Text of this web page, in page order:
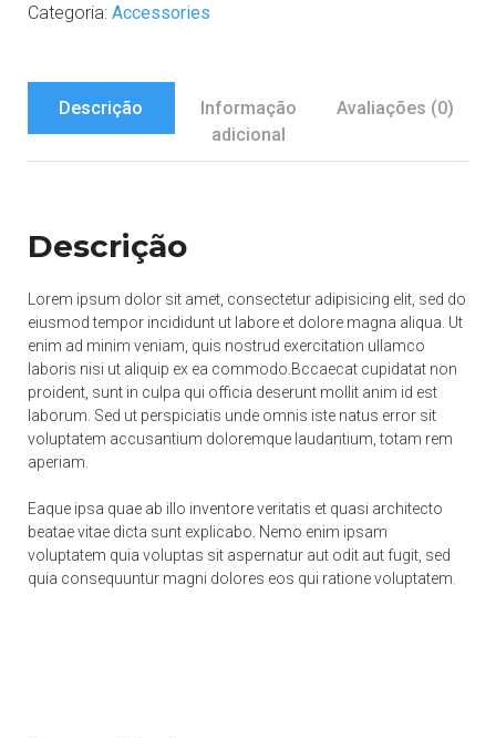
Categoria: Accessories
Descrição
Informação
adicional
Avaliações (0)
Descrição
Lorem ipsum dolor sit amet, consectetur adipisicing elit, sed do
eiusmod tempor incididunt ut labore et dolore magna aliqua. Ut
enim ad minim veniam, quis nostrud exercitation ullamco
laboris nisi ut aliquip ex ea commodo.Bccaecat cupidatat non
proident, sunt in culpa qui officia deserunt mollit anim id est
laborum. Sed ut perspiciatis unde omnis iste natus error sit
voluptatem accusantium doloremque laudantium, totam rem
aperiam.
Eaque ipsa quae ab illo inventore veritatis et quasi architecto
beatae vitae dicta sunt explicabo. Nemo enim ipsam
voluptatem quia voluptas sit aspernatur aut odit aut fugit, sed
quia consequuntur magni dolores eos qui ratione voluptatem.